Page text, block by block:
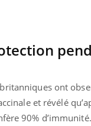
ont
et révélé
90%